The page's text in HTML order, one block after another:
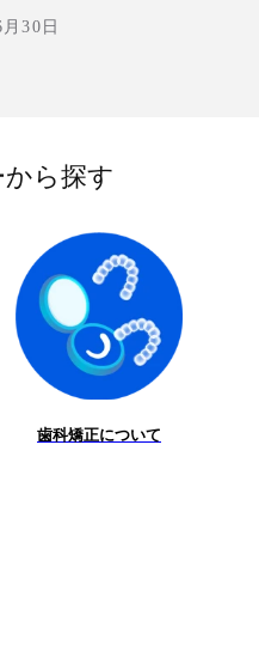
します。 2024
の最新の口コミ
30日
ら探す
歯科矯正について